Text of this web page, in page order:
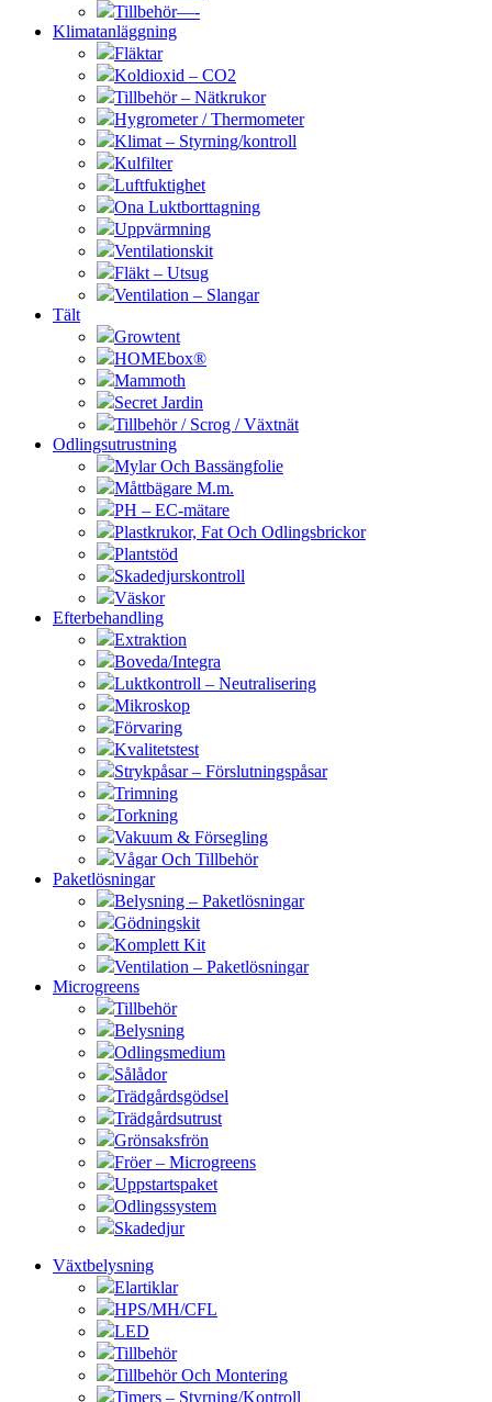
Tillbehör—-
Klimatanläggning
Fläktar
Koldioxid – CO2
Tillbehör – Nätkrukor
Hygrometer / Thermometer
Klimat – Styrning/kontroll
Kulfilter
Luftfuktighet
Ona Luktborttagning
Uppvärmning
Ventilationskit
Fläkt – Utsug
Ventilation – Slangar
Tält
Growtent
HOMEbox®
Mammoth
Secret Jardin
Tillbehör / Scrog / Växtnät
Odlingsutrustning
Mylar Och Bassängfolie
Måttbägare M.m.
PH – EC-mätare
Plastkrukor, Fat Och Odlingsbrickor
Plantstöd
Skadedjurskontroll
Väskor
Efterbehandling
Extraktion
Boveda/Integra
Luktkontroll – Neutralisering
Mikroskop
Förvaring
Kvalitetstest
Strykpåsar – Förslutningspåsar
Trimning
Torkning
Vakuum & Försegling
Vågar Och Tillbehör
Paketlösningar
Belysning – Paketlösningar
Gödningskit
Komplett Kit
Ventilation – Paketlösningar
Microgreens
Tillbehör
Belysning
Odlingsmedium
Sålådor
Trädgårdsgödsel
Trädgårdsutrust
Grönsaksfrön
Fröer – Microgreens
Uppstartspaket
Odlingssystem
Skadedjur
Växtbelysning
Elartiklar
HPS/MH/CFL
LED
Tillbehör
Tillbehör Och Montering
Timers – Styrning/Kontroll